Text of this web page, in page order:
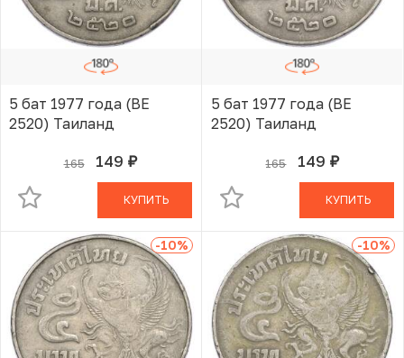
5 бат 1977 года (BE
2520) Таиланд
165 149 руб.
В КОРЗИНЕ
КУПИТЬ
5 бат 1977 года (BE
2520) Таиланд
165 149 руб.
В КОРЗИНЕ
КУПИТЬ
-10% -10%